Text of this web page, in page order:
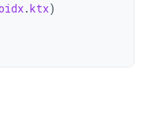
.ktx)